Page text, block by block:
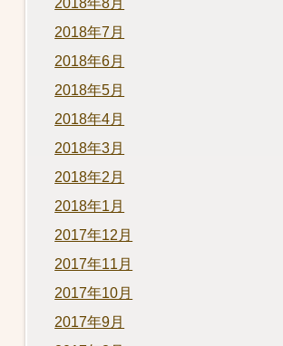
2018年8月
2018年7月
2018年6月
2018年5月
2018年4月
2018年3月
2018年2月
2018年1月
2017年12月
2017年11月
2017年10月
2017年9月